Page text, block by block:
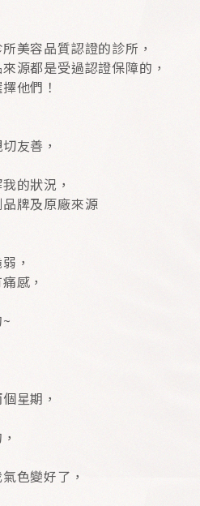
美容品質認證的診所，
源都是受過認證保障的，
他們！
友善，
的狀況，
牌及原廠來源
，
感，
星期，
色變好了，